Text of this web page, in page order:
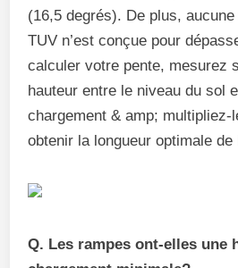
(16,5 degrés). De plus,
TUV n’est conçue pour
calculer votre pente, mesurez
hauteur entre le niveau du sol
chargement & amp; multipliez-
obtenir la longueur optimale de
Q. Les rampes ont-elles une